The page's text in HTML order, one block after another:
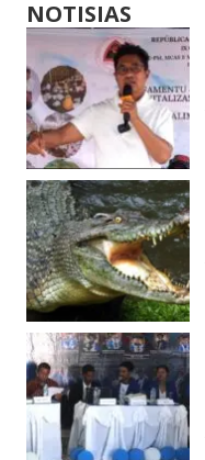
NOTISIAS